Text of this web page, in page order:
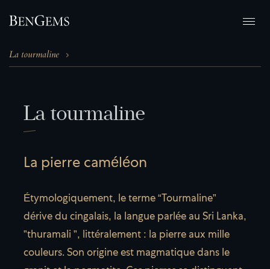
La tourmaline
La tourmaline
La pierre caméléon
Étymologiquement, le terme “Tourmaline”
dérive du cingalais, la langue parlée au Sri Lanka,
”thuramali ”, littéralement : la pierre aux mille
couleurs. Son origine est magmatique dans le